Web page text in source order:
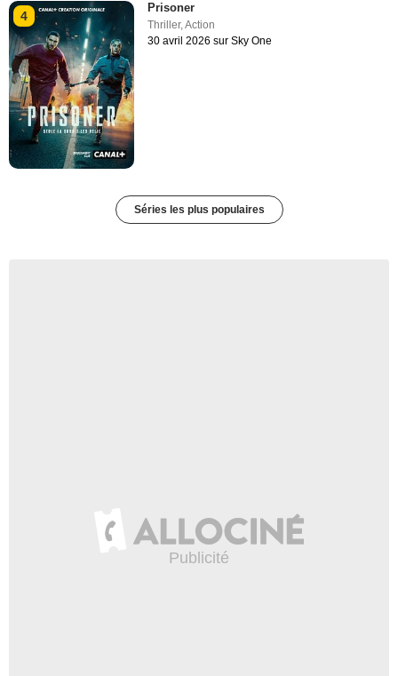
4
Prisoner
Thriller,Action
30 avril 2026 sur Sky One
Séries les plus populaires